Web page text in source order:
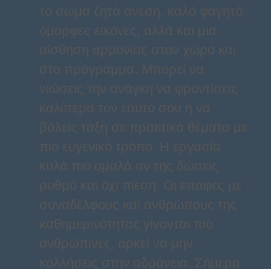
το σώμα ζητά άνεση, καλό φαγητό,
όμορφες εικόνες, αλλά και μια
αίσθηση αρμονίας στον χώρο και
στο πρόγραμμα. Μπορεί να
νιώσεις την ανάγκη να φροντίσεις
καλύτερα τον εαυτό σου ή να
βάλεις τάξη σε πρακτικά θέματα με
πιο ευγενικό τρόπο. Η εργασία
κυλά πιο ομαλά αν της δώσεις
ρυθμό και όχι πίεση. Οι επαφές με
συναδέλφους και ανθρώπους της
καθημερινότητας γίνονται πιο
ανθρώπινες, αρκεί να μην
κολλήσεις στην αδράνεια. Σήμερα